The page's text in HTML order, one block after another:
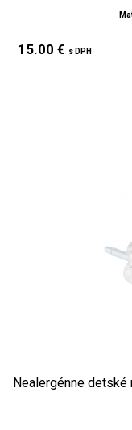
15.00 € s DPH
Nealergénne